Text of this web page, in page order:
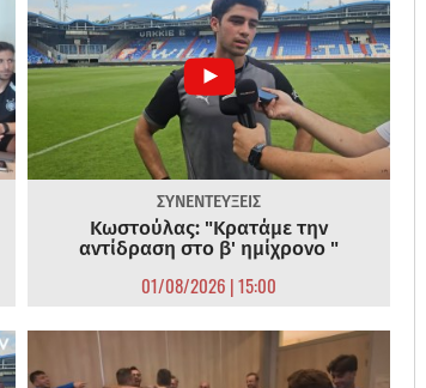
ΣΥΝΕΝΤΕΥΞΕΙΣ
Κωστούλας: "Κρατάμε την
αντίδραση στο β' ημίχρονο "
01/08/2026 | 15:00